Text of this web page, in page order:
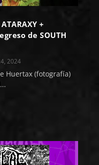
+
de SOUTH
2024
Huertax (fotografía)